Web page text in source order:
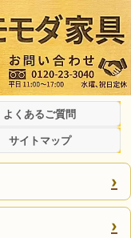
よくあるご質問
サイトマップ
›
›